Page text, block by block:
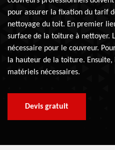
pour assurer la fixation du tarif
nettoyage du toit. En premier
surface de la toiture à nettoyer.
nécessaire pour le couvreur.
la hauteur de la toiture.
matériels nécessaires.
Devis gratuit